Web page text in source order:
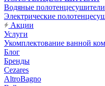
Водяные полотенцесушители
Электрические
Акции
Услуги
Укомплектование ванной
Блог
Бренды
Cezares
AltroBagno